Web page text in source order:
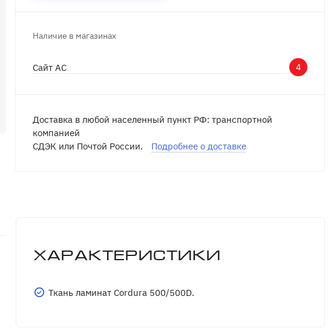
Наличие в магазинах
Сайт АС 4
Доставка в любой населенный пункт РФ: транспортной
компанией
СДЭК или Почтой России.
Подробнее о доставке
Характеристики
Ткань ламинат Cordura 500/500D.